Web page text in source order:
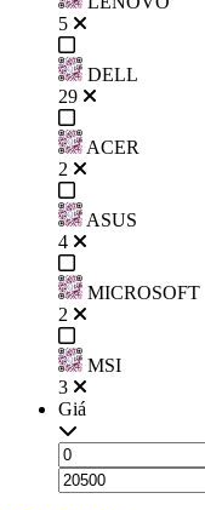
5
DELL
29
ACER
2
ASUS
4
MICROSOFT
2
MSI
3
Giá